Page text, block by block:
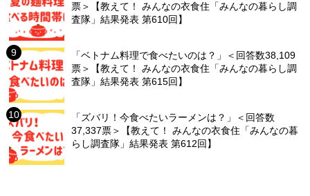
票＞【教えて！ みんなの衣食住「みんなの暮らし調
査隊」結果発表 第610回】
「ベトナム料理で食べたいのは？」＜回答数38,109
票＞【教えて！ みんなの衣食住「みんなの暮らし調
査隊」結果発表 第615回】
「ズバリ！今食べたいラーメンは？」＜回答数
37,337票＞【教えて！ みんなの衣食住「みんなの暮
らし調査隊」結果発表 第612回】